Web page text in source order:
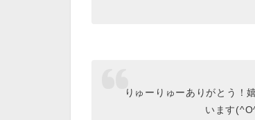
りゅーりゅーありがとう！
います